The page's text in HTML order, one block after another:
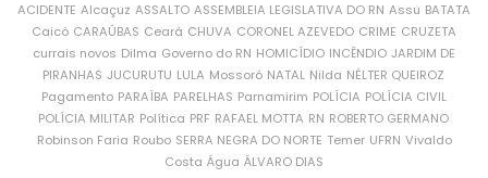
ACIDENTE Alcaçuz ASSALTO ASSEMBLEIA LEGISLATIVA DO RN Assu BATATA
Caicó CARAÚBAS Ceará CHUVA CORONEL AZEVEDO CRIME CRUZETA
currais novos Dilma Governo do RN HOMICÍDIO INCÊNDIO JARDIM DE
PIRANHAS JUCURUTU LULA Mossoró NATAL Nilda NÉLTER QUEIROZ
Pagamento PARAÍBA PARELHAS Parnamirim POLÍCIA POLÍCIA CIVIL
POLÍCIA MILITAR Política PRF RAFAEL MOTTA RN ROBERTO GERMANO
Robinson Faria Roubo SERRA NEGRA DO NORTE Temer UFRN Vivaldo
Costa Água ÁLVARO DIAS